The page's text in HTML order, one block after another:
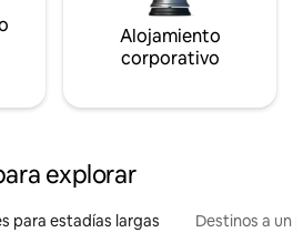
Alojamiento
corporativo
explorar
para estadías largas Destinos a un